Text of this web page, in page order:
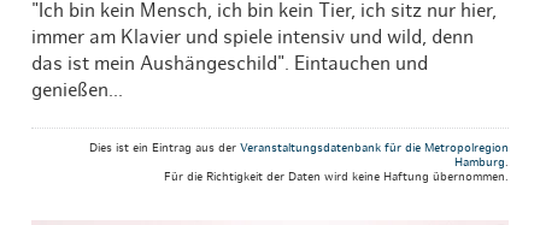
"Ich bin kein Mensch, ich bin kein Tier, ich sitz nur hier,
immer am Klavier und spiele intensiv und wild, denn
das ist mein Aushängeschild". Eintauchen und
genießen...
Dies ist ein Eintrag aus der Veranstaltungsdatenbank für die Metropolregion
Hamburg.
Für die Richtigkeit der Daten wird keine Haftung übernommen.